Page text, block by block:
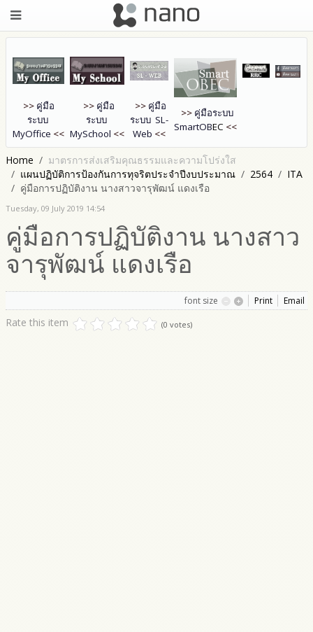
>> คู่มือ
ระบบ
MyOffice <<
>> คู่มือ
ระบบ
MySchool <<
>> คู่มือ
ระบบ SL-
Web <<
>> คู่มือระบบ
SmartOBEC <<
Home
มาตรการส่งเสริมคุณธรรมและความโปร่งใส
แผนปฏิบัติการป้องกันการทุจริตประจำปีงบประมาณ
2564
ITA
คู่มือการปฏิบัติงาน นางสาวจารุพัฒน์ แดงเรือ
Tuesday, 09 July 2019 14:54
คู่มือการปฏิบัติงาน นางสาว
จารุพัฒน์ แดงเรือ
font size Print Email
Rate this item (0 votes)